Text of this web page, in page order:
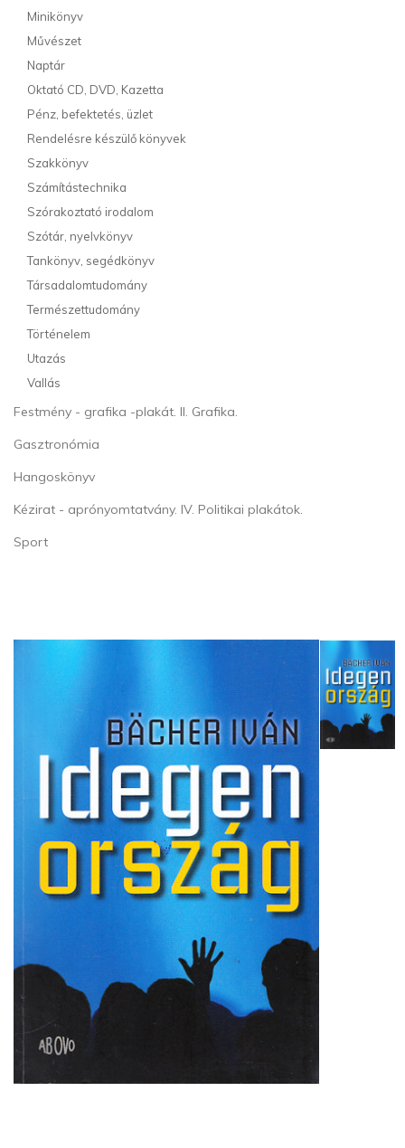
Minikönyv
Művészet
Naptár
Oktató CD, DVD, Kazetta
Pénz, befektetés, üzlet
Rendelésre készülő könyvek
Szakkönyv
Számítástechnika
Szórakoztató irodalom
Szótár, nyelvkönyv
Tankönyv, segédkönyv
Társadalomtudomány
Természettudomány
Történelem
Utazás
Vallás
Festmény - grafika -plakát. II. Grafika.
Gasztronómia
Hangoskönyv
Kézirat - aprónyomtatvány. IV. Politikai plakátok.
Sport